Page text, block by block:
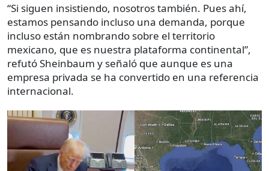
“Si siguen insistiendo, nosotros también. Pues ahí,
estamos pensando incluso una demanda, porque
incluso están nombrando sobre el territorio
mexicano, que es nuestra plataforma continental”,
refutó Sheinbaum y señaló que aunque es una
empresa privada se ha convertido en una referencia
internacional.